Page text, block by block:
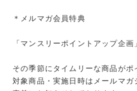
＊メルマガ会員特典
「マンスリーポイントアップ企画
その季節にタイムリーな商品がポ
対象商品・実施日時はメールマガ